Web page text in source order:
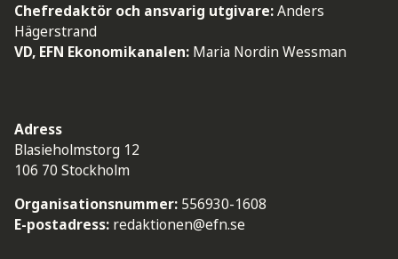
Chefredaktör och ansvarig utgivare: Anders
Hägerstrand
VD, EFN Ekonomikanalen: Maria Nordin Wessman
Adress
Blasieholmstorg 12
106 70 Stockholm
Organisationsnummer: 556930-1608
E-postadress: redaktionen@efn.se